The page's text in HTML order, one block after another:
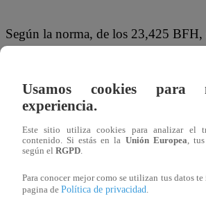
Según la norma, de los 23,425
14,000 están dirigidos a los grupos
Los otros 9,425 bonos están
Usamos cookies para
experiencia.
Este sitio utiliza cookies para analizar el
contenido. Si estás en la Unión Europea ,
según el RGPD
Para conocer mejor como se utilizan tus datos
pagina de Política de privacidad